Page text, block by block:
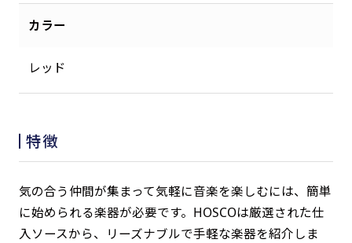
カラー
レッド
特徴
気の合う仲間が集まって気軽に音楽を楽しむには、簡単
に始められる楽器が必要です。HOSCOは厳選された仕
入ソースから、リーズナブルで手軽な楽器を紹介しま